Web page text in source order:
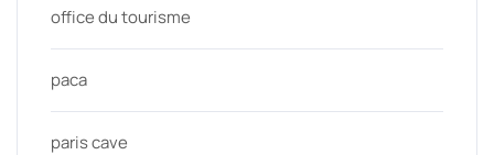
office du tourisme
paca
paris cave